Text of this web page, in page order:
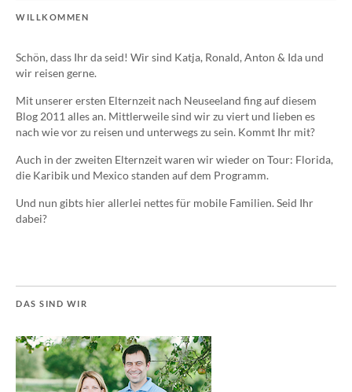
WILLKOMMEN
Schön, dass Ihr da seid! Wir sind Katja, Ronald, Anton & Ida und
wir reisen gerne.
Mit unserer ersten Elternzeit nach Neuseeland fing auf diesem
Blog 2011 alles an. Mittlerweile sind wir zu viert und lieben es
nach wie vor zu reisen und unterwegs zu sein. Kommt Ihr mit?
Auch in der zweiten Elternzeit waren wir wieder on Tour: Florida,
die Karibik und Mexico standen auf dem Programm.
Und nun gibts hier allerlei nettes für mobile Familien. Seid Ihr
dabei?
DAS SIND WIR